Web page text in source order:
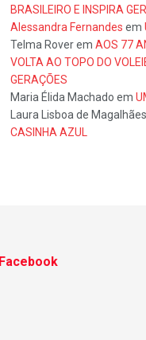
BRASILEIRO E INSPIRA
Alessandra Fernandes em
Telma Roverem AOS 77
VOLTA AO TOPO DO
GERAÇÕES
Maria Élida Machado em
Laura Lisboa de
CASINHA AZUL
Facebook